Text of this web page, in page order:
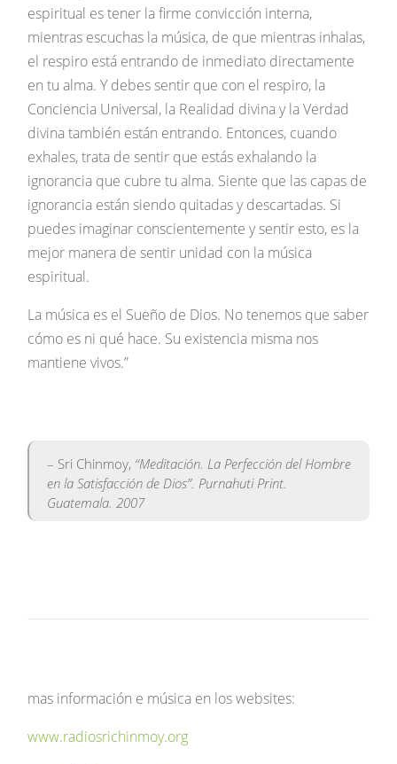
espiritual es tener la firme convicción interna,
mientras escuchas la música, de que mientras inhalas,
el respiro está entrando de inmediato directamente
en tu alma. Y debes sentir que con el respiro, la
Conciencia Universal, la Realidad divina y la Verdad
divina también están entrando. Entonces, cuando
exhales, trata de sentir que estás exhalando la
ignorancia que cubre tu alma. Siente que las capas de
ignorancia están siendo quitadas y descartadas. Si
puedes imaginar conscientemente y sentir esto, es la
mejor manera de sentir unidad con la música
espiritual.
La música es el Sueño de Dios. No tenemos que saber
cómo es ni qué hace. Su existencia misma nos
mantiene vivos.”
– Sri Chinmoy, “Meditación. La Perfección del Hombre
en la Satisfacción de Dios”. Purnahuti Print.
Guatemala. 2007
mas información e música en los websites:
www.radiosrichinmoy.org